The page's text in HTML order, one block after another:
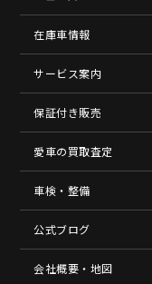
在庫車情報
サービス案内
保証付き販売
愛車の買取査定
車検・整備
公式ブログ
会社概要・地図